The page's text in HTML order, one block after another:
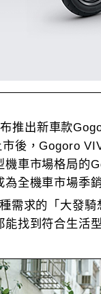
推出新車款
後，Gogoro
機車市場格局的
為全機車市場季
需求的「大發
找到符合生活